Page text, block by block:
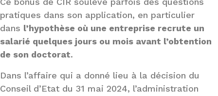
pratiques dans son application, en particulier
dans l’hypothèse où une entreprise recrute un
salarié quelques jours ou mois avant l’obtention
de son doctorat.
Dans l’affaire qui a donné lieu à la décision du
Conseil d’Etat du 31 mai 2024, l’administration